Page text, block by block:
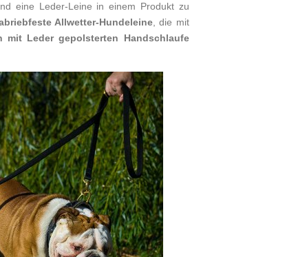
eine Leder-Leine in einem Produkt zu
Allwetter-Hundeleine, die mit
mit Leder gepolsterten Handschlaufe